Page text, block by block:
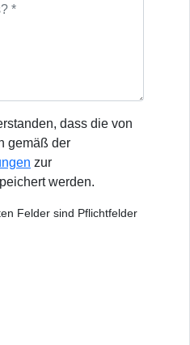
dass die von
gemäß der
zur
werden.
Felder sind Pflichtfelder